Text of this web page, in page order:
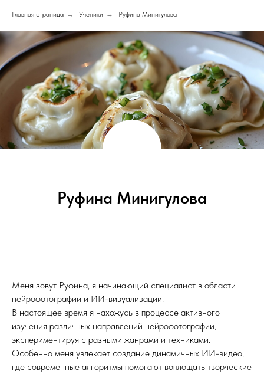
Главная страница → Ученики → Руфина Минигулова
Руфина Минигулова
Меня зовут Руфина, я начинающий специалист в области
нейрофотографии и ИИ-визуализации.
В настоящее время я нахожусь в процессе активного
изучения различных направлений нейрофотографии,
экспериментируя с разными жанрами и техниками.
Особенно меня увлекает создание динамичных ИИ-видео,
где современные алгоритмы помогают воплощать творческие